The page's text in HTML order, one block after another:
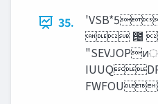
35.
 ౔